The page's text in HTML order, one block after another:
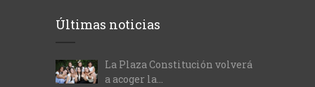
Últimas noticias
La Plaza Constitución volverá
a acoger la...